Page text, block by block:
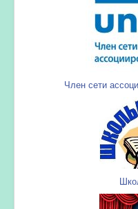
Член сети